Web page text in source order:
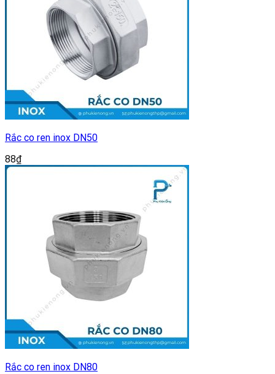
Rắc co ren inox DN50
88₫
Rắc co ren inox DN80